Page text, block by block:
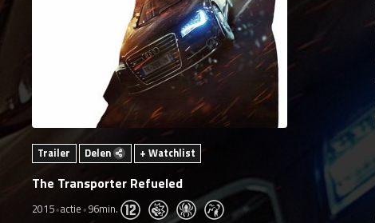
Trailer Delen + Watchlist
The Transporter Refueled
2015 actie 96min.